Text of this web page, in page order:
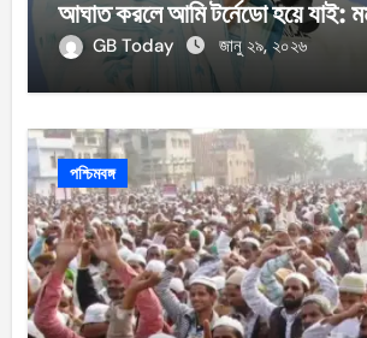
আঘাত করলে আমি টর্নেডো হয়ে যাই:
GB Today জানু ২৯, ২০২৬
পশ্চিমবঙ্গ